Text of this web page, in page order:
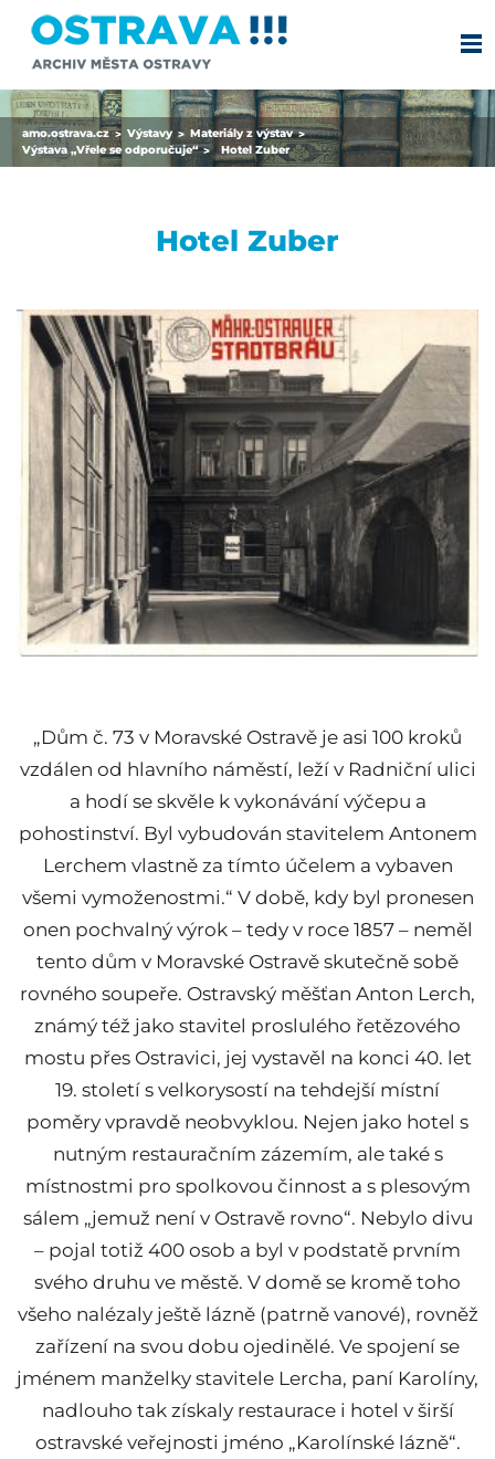
amo.ostrava.cz > Výstavy > Materiály z výstav >
Výstava „Vřele se odporučuje“ > Hotel Zuber
Hotel Zuber
„Dům č. 73 v Moravské Ostravě je asi 100 kroků
vzdálen od hlavního náměstí, leží v Radniční ulici
a hodí se skvěle k vykonávání výčepu a
pohostinství. Byl vybudován stavitelem Antonem
Lerchem vlastně za tímto účelem a vybaven
všemi vymoženostmi.“ V době, kdy byl pronesen
onen pochvalný výrok – tedy v roce 1857 – neměl
tento dům v Moravské Ostravě skutečně sobě
rovného soupeře. Ostravský měšťan Anton Lerch,
známý též jako stavitel proslulého řetězového
mostu přes Ostravici, jej vystavěl na konci 40. let
19. století s velkorysostí na tehdejší místní
poměry vpravdě neobvyklou. Nejen jako hotel s
nutným restauračním zázemím, ale také s
místnostmi pro spolkovou činnost a s plesovým
sálem „jemuž není v Ostravě rovno“. Nebylo divu
– pojal totiž 400 osob a byl v podstatě prvním
svého druhu ve městě. V domě se kromě toho
všeho nalézaly ještě lázně (patrně vanové), rovněž
zařízení na svou dobu ojedinělé. Ve spojení se
jménem manželky stavitele Lercha, paní Karolíny,
nadlouho tak získaly restaurace i hotel v širší
ostravské veřejnosti jméno „Karolínské lázně“.